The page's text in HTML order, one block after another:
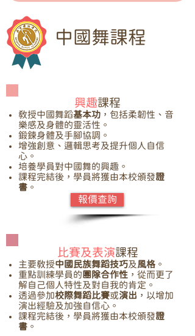
中國舞課程
興趣課程
教授中國舞蹈基本功 ，包括柔韌性、音
樂感及身體的靈活性。
鍛鍊身體及手腳協調。
增強創意、邏輯思考及提升個人自信
心。
培養學員對中國舞的興趣。
課程完結後，學員將獲由本校頒發證
書 。
報價查詢
比賽及表演課程
主要教授中國民族舞蹈技巧及風格 。
重點訓練學員的 團隊合作性 ，從而更了
解自己個人特性及對自我的肯定。
透過參加校際舞蹈比賽或演出 ，以增加
演出經驗及加強自信心。
課程完結後，學員將獲由本校頒發證
書 。